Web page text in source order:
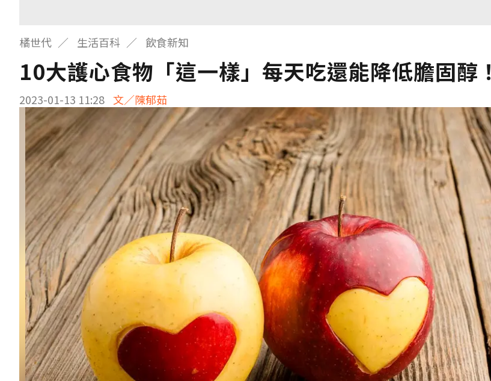
橘世代 生活百科 飲食新知
10大護心食物「這一樣」每天吃還能降低膽固醇！
2023-01-13 11:28 文／陳郁茹